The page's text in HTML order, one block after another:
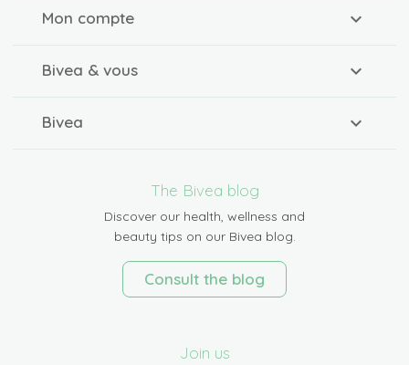
Mon compte
Bivea & vous
Bivea
The Bivea blog
Discover our health, wellness and
beauty tips on our Bivea blog.
Consult the blog
Join us